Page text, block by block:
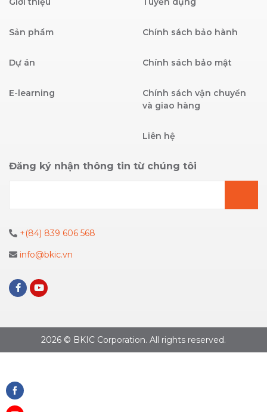
Sản phẩm
Dự án
E-learning
Chính sách bảo hành
Chính sách bảo mật
Chính sách vận chuyển
và giao hàng
Liên hệ
Đăng ký nhận thông tin từ chúng tôi
+(84) 839 606 568
info@bkic.vn
2026 © BKIC Corporation. All rights reserved.
Share